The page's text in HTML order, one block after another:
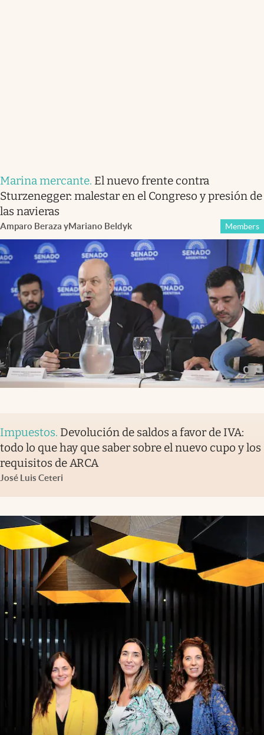
Marina mercante. El nuevo frente contra
Sturzenegger: malestar en el Congreso y presión de
las navieras
Amparo Beraza yMariano Beldyk Members
Impuestos. Devolución de saldos a favor de IVA:
todo lo que hay que saber sobre el nuevo cupo y los
requisitos de ARCA
José Luis Ceteri